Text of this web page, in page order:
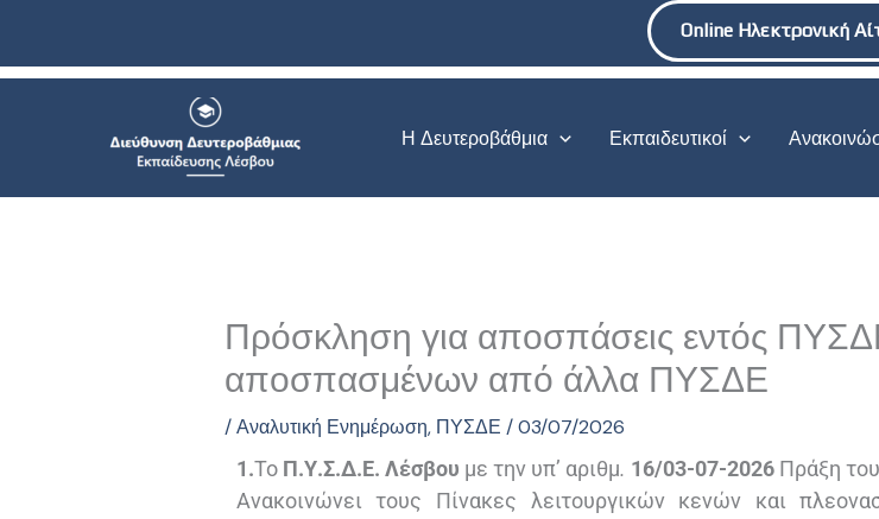
περιεχόμενο
Online Ηλεκτρονική
Η Δευτεροβάθμια Εκπαιδευτικοί
Πρόσκληση για αποσπάσεις εντός
αποσπασμένων από άλλα ΠΥΣΔΕ
/Αναλυτική Ενημέρωση, ΠΥΣΔΕ /03/07/2026
1.Το Π.Υ.Σ.Δ.Ε. Λέσβου με την υπ’ αριθμ. 16/03-07-2026 Πράξη
Ανακοινώνει τους Πίνακες λειτουργικών κενών και